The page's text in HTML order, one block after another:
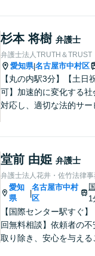
務所には無いリーガルサ
スを提供したいという思
で、日々挑戦してまいり
す。【土日夜間対応】
杉本 将樹 弁護士
弁護士法人TRUTH＆TRUST
愛知県|名古屋市中村区
【丸の内駅3分】【土日
可】加速的に変化する社
対応し、適切な法的サー
す。依頼者様の抱える法
題を解決し、いち早くス
スを解消できるよう努め
す。
堂前 由姫 弁護士
弁護士法人花井・佐竹法律
愛知
県
|
名古屋市中村
区
1
【国際センター駅すぐ】
回無料相談】依頼者の不
取り除き、安心を与える